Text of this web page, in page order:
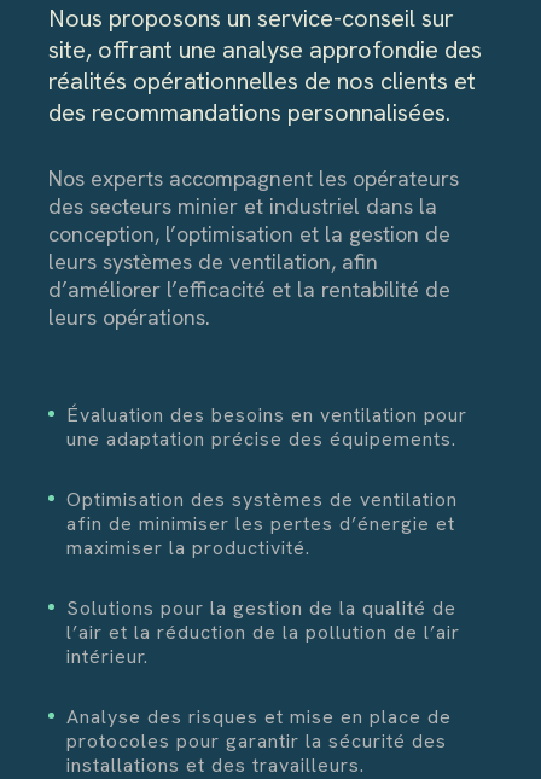
Nous proposons un service-conseil sur
site, offrant une analyse approfondie des
réalités opérationnelles de nos clients et
des recommandations personnalisées.
Nos experts accompagnent les opérateurs
des secteurs minier et industriel dans la
conception, l’optimisation et la gestion de
leurs systèmes de ventilation, afin
d’améliorer l’efficacité et la rentabilité de
leurs opérations.
Évaluation des besoins en ventilation pour
une adaptation précise des équipements.
Optimisation des systèmes de ventilation
afin de minimiser les pertes d’énergie et
maximiser la productivité.
Solutions pour la gestion de la qualité de
l’air et la réduction de la pollution de l’air
intérieur.
Analyse des risques et mise en place de
protocoles pour garantir la sécurité des
installations et des travailleurs.